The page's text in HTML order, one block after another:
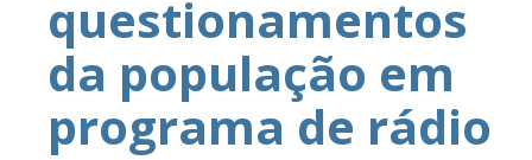
questionamentos
da população em
programa de rádio